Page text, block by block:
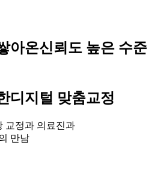
아온신뢰도 높은 수준
디지털 맞춤교정
교정과 의료진과
만남